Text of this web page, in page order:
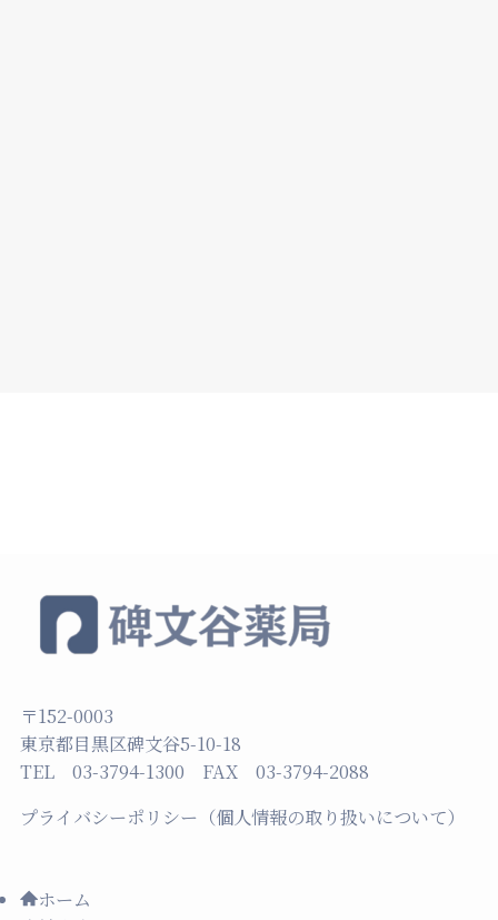
〒152-0003
東京都目黒区碑文谷5-10-18
TEL 03-3794-1300 FAX 03-3794-2088
プライバシーポリシー（個人情報の取り扱いについて）
ホーム